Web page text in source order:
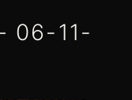
06-11-